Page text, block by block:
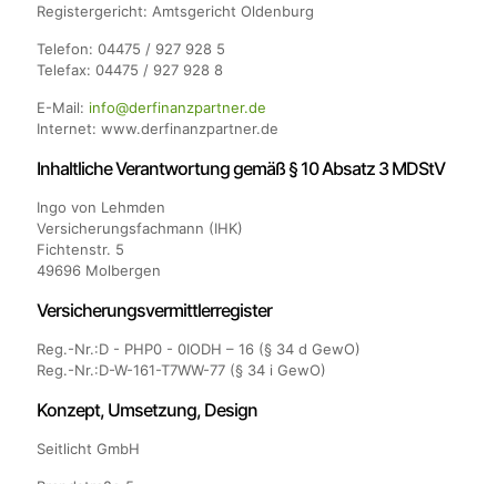
Registergericht: Amtsgericht Oldenburg
Telefon: 04475 / 927 928 5
Telefax: 04475 / 927 928 8
E-Mail: info@derfinanzpartner.de
Internet: www.derfinanzpartner.de
​Inhaltliche Verantwortung gemäß § 10 Absatz 3 MDStV
Ingo von Lehmden
Versicherungsfachmann (IHK)
Fichtenstr. 5
49696 Molbergen
​Versicherungsvermittlerregister
Reg.-Nr.:D - PHP0 - 0IODH – 16 (§ 34 d GewO)
Reg.-Nr.:D-W-161-T7WW-77 (§ 34 i GewO)
Konzept, Umsetzung, Design
Seitlicht GmbH